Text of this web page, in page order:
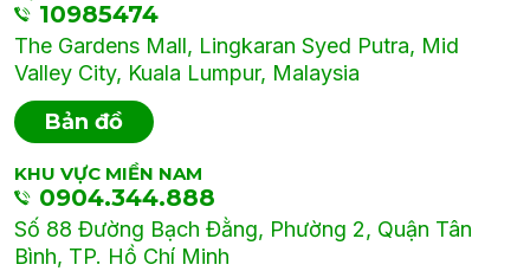
10985474
The Gardens Mall, Lingkaran Syed Putra, Mid
Valley City, Kuala Lumpur, Malaysia
Bản đồ
KHU VỰC MIỀN NAM
0904.344.888
Số 88 Đường Bạch Đằng, Phường 2, Quận Tân
Bình, TP. Hồ Chí Minh